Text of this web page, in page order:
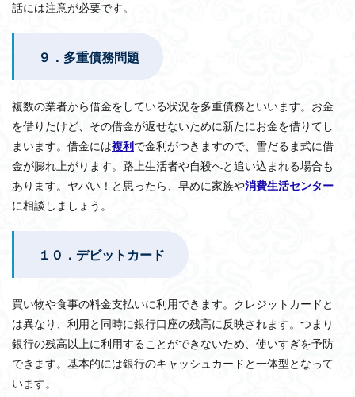
話には注意が必要です。
９．多重債務問題
複数の業者から借金をしている状況を多重債務といいます。お金
を借りたけど、その借金が返せないために新たにお金を借りてし
まいます。借金には複利で金利がつきますので、雪だるま式に借
金が膨れ上がります。路上生活者や自殺へと追い込まれる場合も
あります。ヤバい！と思ったら、早めに家族や消費生活センター
に相談しましょう。
１０．デビットカード
買い物や食事の料金支払いに利用できます。クレジットカードと
は異なり、利用と同時に銀行口座の残高に反映されます。つまり
銀行の残高以上に利用することができないため、使いすぎを予防
できます。基本的には銀行のキャッシュカードと一体型となって
います。